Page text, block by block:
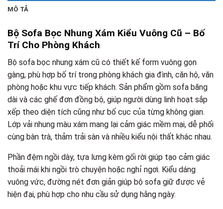
MÔ TẢ
Bộ Sofa Bọc Nhung Xám Kiểu Vuông Cũ – Bố
Trí Cho Phòng Khách
Bộ sofa bọc nhung xám cũ có thiết kế form vuông gọn
gàng, phù hợp bố trí trong phòng khách gia đình, căn hộ, văn
phòng hoặc khu vực tiếp khách. Sản phẩm gồm sofa băng
dài và các ghế đơn đồng bộ, giúp người dùng linh hoạt sắp
xếp theo diện tích cũng như bố cục của từng không gian.
Lớp vải nhung màu xám mang lại cảm giác mềm mại, dễ phối
cùng bàn trà, thảm trải sàn và nhiều kiểu nội thất khác nhau.
Phần đệm ngồi dày, tựa lưng kèm gối rời giúp tạo cảm giác
thoải mái khi ngồi trò chuyện hoặc nghỉ ngơi. Kiểu dáng
vuông vức, đường nét đơn giản giúp bộ sofa giữ được vẻ
hiện đại, phù hợp cho nhu cầu sử dụng hằng ngày.